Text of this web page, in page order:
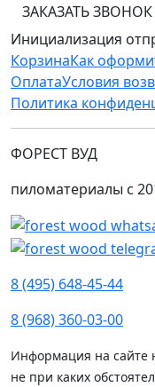
ЗАКАЗАТЬ ЗВОНОК
Инициализация
КорзинаКак
ОплатаУсловия
Политика
ФОРЕСТ ВУД
пиломатериалы с
8 (495) 648-45-44
8 (968) 360-03-00
Информация на сайте
не при каких